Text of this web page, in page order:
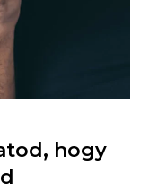
hogy